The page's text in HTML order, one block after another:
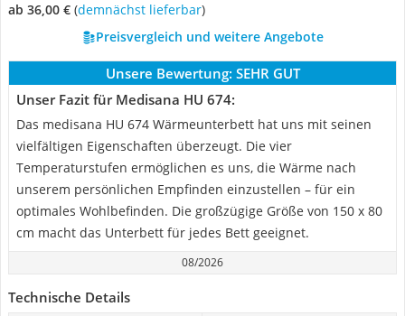
ab 36,00 € ( Demnächst lieferbar)
Preisvergleich und weitere Angebote
Unsere Bewertung: SEHR GUT
Unser Fazit für Medisana HU 674:
Das medisana HU 674 Wärmeunterbett hat uns mit seinen
vielfältigen Eigenschaften überzeugt. Die vier
Temperaturstufen ermöglichen es uns, die Wärme nach
unserem persönlichen Empfinden einzustellen – für ein
optimales Wohlbefinden. Die großzügige Größe von 150 x 80
cm macht das Unterbett für jedes Bett geeignet.
08/2026
Technische Details